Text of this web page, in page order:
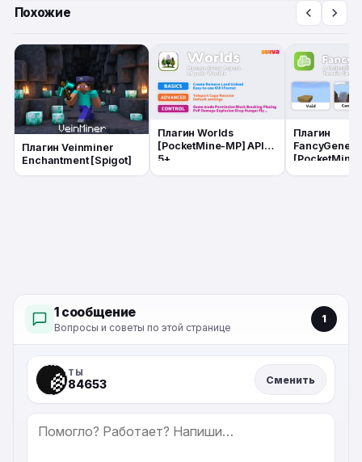
Похожие
Плагин Veinminer
Enchantment [Spigot]
Плагин Worlds
[PocketMine-MP] API
5+
Плагин
[PocketMine-
1 сообщение
Вопросы и советы по этой странице
1
ТЫ
84653 Сменить
СООБЩЕНИЕ